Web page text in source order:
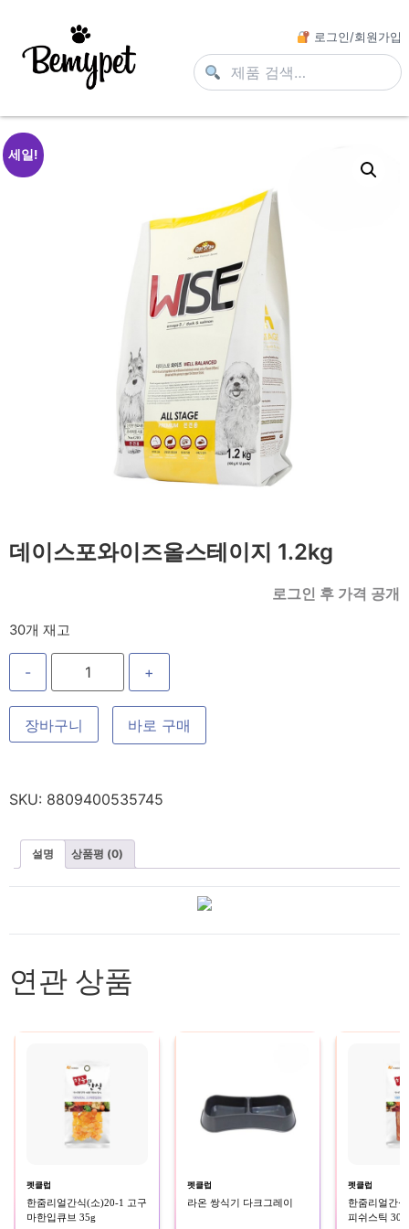
로그인/회원가입
세일!
데이스포와이즈올스테이지 1.2kg
로그인 후 가격 공개
30개 재고
- +
장바구니 바로 구매
SKU: 8809400535745
설명 상품평 (0)
연관 상품
펫클럽
한줌리얼간식(소)20-1 고구
마한입큐브 35g
펫클럽
라온 쌍식기 다크그레이
펫클럽
한줌리얼간
피쉬스틱 30g